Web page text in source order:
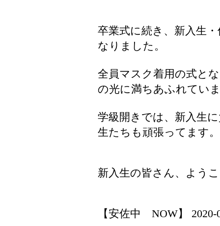
卒業式に続き、新入生
なりました。
全員マスク着用の式と
の光に満ちあふれてい
学級開きでは、新入生
生たちも頑張ってます。
新入生の皆さん、よう
【安佐中 NOW】 2020-